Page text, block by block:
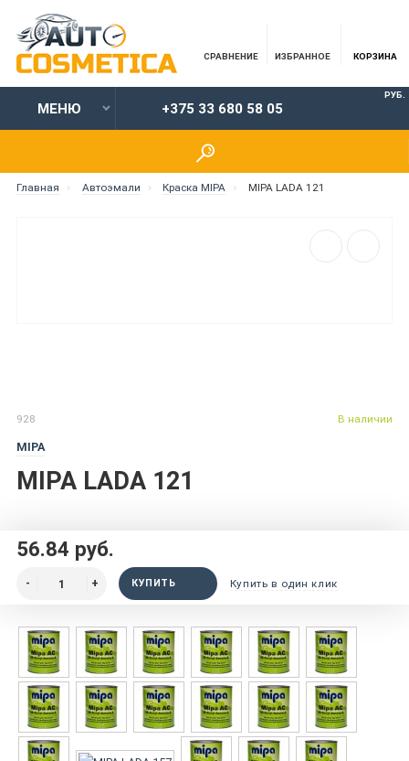
СРАВНЕНИЕ ИЗБРАННОЕ КОРЗИНА
МЕНЮ +375 33 680 58 05
РУБ.
Главная Автоэмали Краска MIPA MIPA LADA 121
928
MIPA
MIPA LADA 121
В наличии
56.84 руб.
КУПИТЬ Купить в один клик